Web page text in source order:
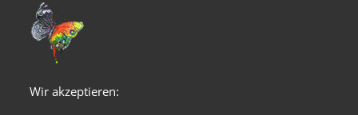
Wir akzeptieren: